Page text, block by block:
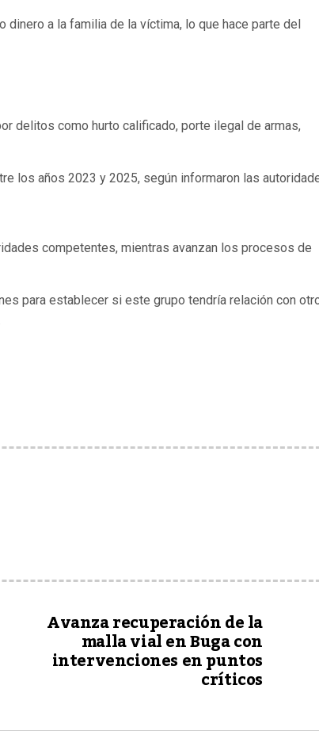
a la familia de la víctima, lo que hace parte del
delitos como hurto calificado, porte ilegal de armas,
los años 2023 y 2025, según informaron las
competentes, mientras avanzan los procesos de
para establecer si este grupo tendría relación con
Avanza recuperación de la
malla vial en Buga con
intervenciones en puntos
críticos